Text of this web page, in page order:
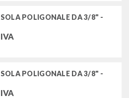
POLIGONALE DA 3/8" -
POLIGONALE DA 3/8" -